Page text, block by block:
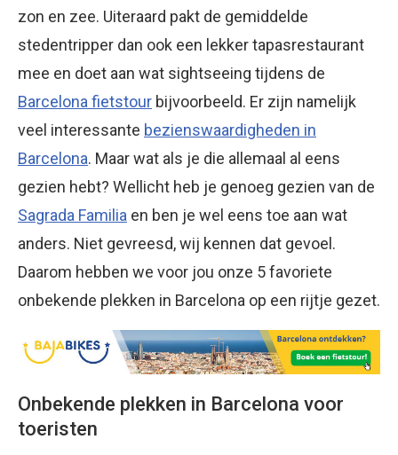
zon en zee. Uiteraard pakt de gemiddelde
stedentripper dan ook een lekker tapasrestaurant
mee en doet aan wat sightseeing tijdens de
Barcelona fietstour bijvoorbeeld. Er zijn namelijk
veel interessante bezienswaardigheden in
Barcelona. Maar wat als je die allemaal al eens
gezien hebt? Wellicht heb je genoeg gezien van de
Sagrada Familia en ben je wel eens toe aan wat
anders. Niet gevreesd, wij kennen dat gevoel.
Daarom hebben we voor jou onze 5 favoriete
onbekende plekken in Barcelona op een rijtje gezet.
Onbekende plekken in Barcelona voor
toeristen